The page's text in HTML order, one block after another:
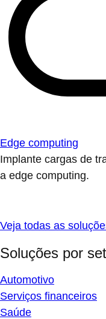
Edge computing
Implante cargas de
a edge computing.
Veja todas as
Soluções por
Automotivo
Serviços financeiros
Saúde